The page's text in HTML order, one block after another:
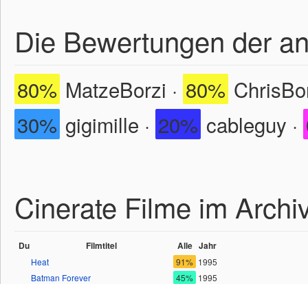
Die Bewertungen der
80% MatzeBorzi · 80%
30% gigimille · 20% cableguy ·
Cinerate Filme im
Du Filmtitel Alle Jahr
Heat 91% 1995
Batman Forever
45% 1995